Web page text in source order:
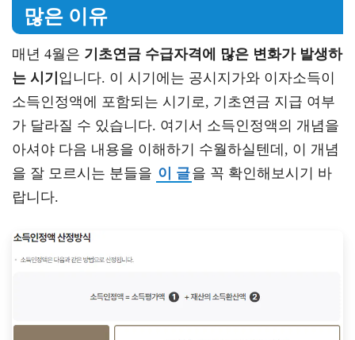
많은 이유
매년 4월은 기초연금 수급자격에 많은 변화가 발생하
는 시기 입니다. 이 시기에는 공시지가와 이자소득이
소득인정액에 포함되는 시기로, 기초연금 지급 여부
가 달라질 수 있습니다. 여기서 소득인정액의 개념을
아셔야 다음 내용을 이해하기 수월하실텐데, 이 개념
을 잘 모르시는 분들을 이 글을 꼭 확인해보시기 바
랍니다.